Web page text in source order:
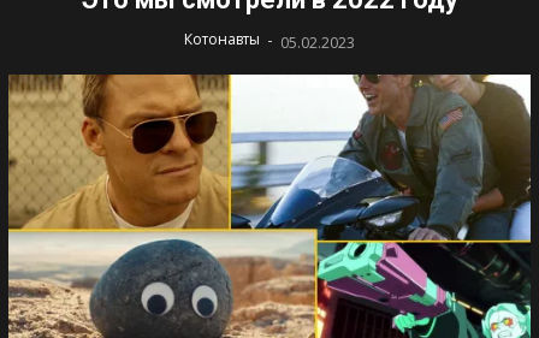
Котонавты - 05.02.2023